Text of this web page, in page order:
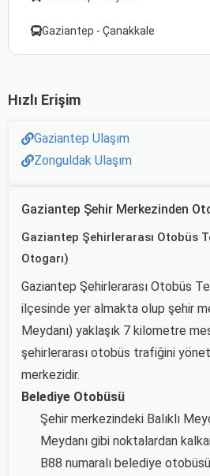
Gaziantep - Çanakkale
Hızlı Erişim
Gaziantep Ulaşım
Zonguldak Ulaşım
Gaziantep Şehir Merkezinden
Gaziantep Şehirlerarası Otobüs
Otogarı)
Gaziantep Şehirlerarası Otobüs
ilçesinde yer almakta olup şehir
Meydanı) yaklaşık 7 kilometre
şehirlerarası otobüs trafiğini
merkezidir.
Belediye Otobüsü
Şehir merkezindeki Balıklı
Meydanı gibi noktalardan
B88 numaralı belediye